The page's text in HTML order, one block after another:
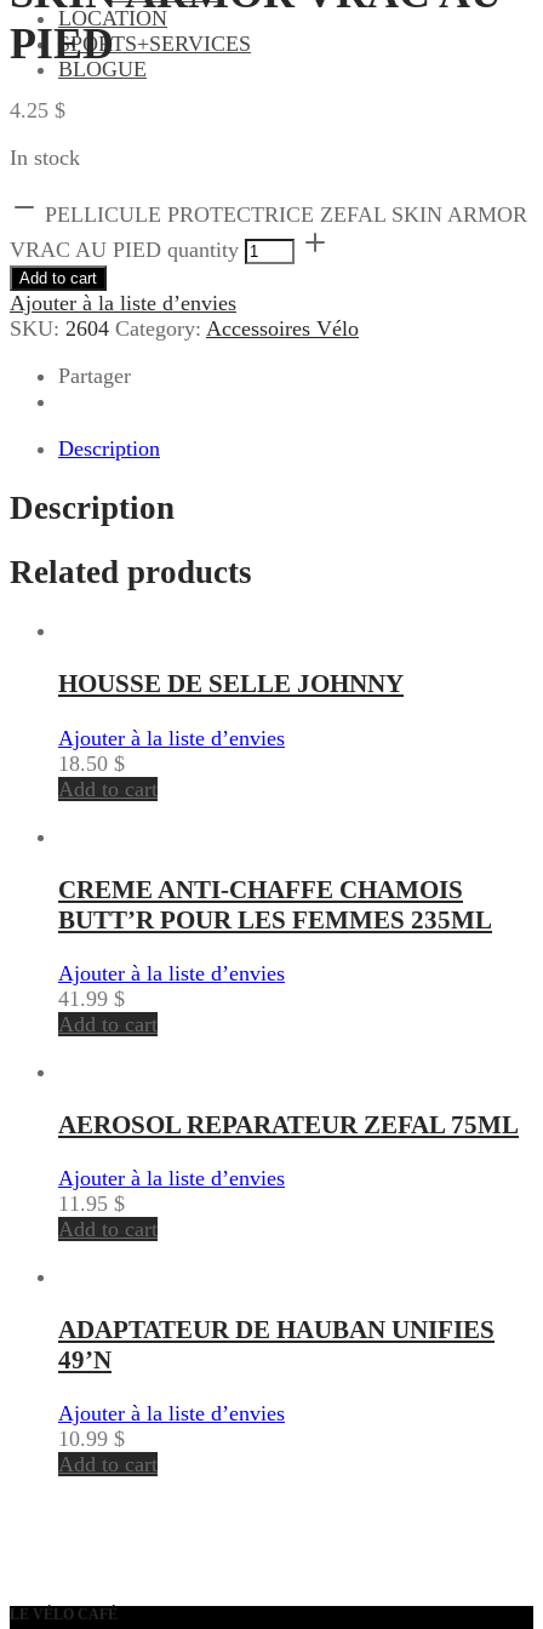
LOCATION
SPORTS+SERVICES
BLOGUE
PIED
4.25 $
In stock
PELLICULE PROTECTRICE ZEFAL SKIN ARMOR
VRAC AU PIED quantity
Add to cart
Ajouter à la liste d’envies
SKU: 2604 Category: Accessoires Vélo
Partager
Description
Description
Related products
HOUSSE DE SELLE JOHNNY
Ajouter à la liste d’envies
18.50 $
Add to cart
CREME ANTI-CHAFFE CHAMOIS
BUTT’R POUR LES FEMMES 235ML
Ajouter à la liste d’envies
41.99 $
Add to cart
AEROSOL REPARATEUR ZEFAL 75ML
Ajouter à la liste d’envies
11.95 $
Add to cart
ADAPTATEUR DE HAUBAN UNIFIES
49’N
Ajouter à la liste d’envies
10.99 $
Add to cart
LE VÉLO CAFÉ